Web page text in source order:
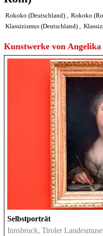
Rokoko (Deutschland) , Rokoko
Klassizismus (Deutschland) ,
Kunstwerke von
Selbstporträt
Innsbruck, Tiroler